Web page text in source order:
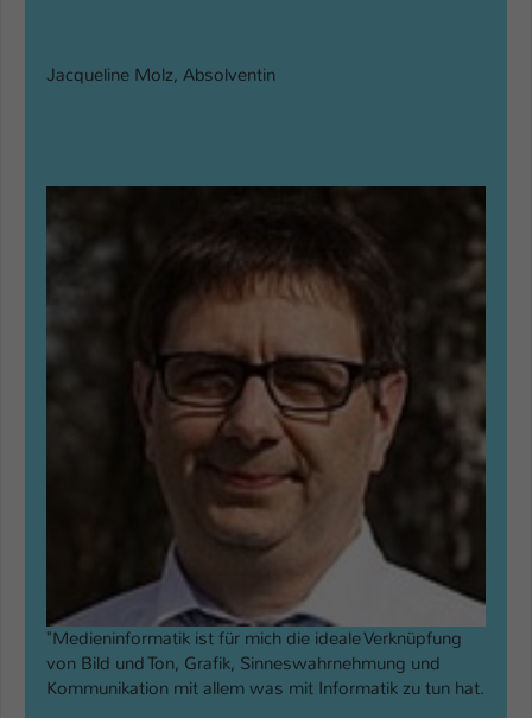
Jacqueline Molz, Absolventin
"Medieninformatik ist für mich die ideale Verknüpfung
von Bild und Ton, Grafik, Sinneswahrnehmung und
Kommunikation mit allem was mit Informatik zu tun hat.